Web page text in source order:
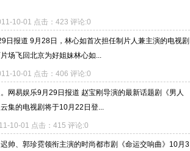
10-01 点击：423 评论:0
报道 9月28日，林心如首次担任制片人兼主演的电视剧
场飞回北京为好姐妹林心如...
10-01 点击：406 评论:0
网易娱乐9月29日报道 赵宝刚导演的最新话题剧《男人
集的电视剧将于10月22日登...
10-01 点击：415 评论:0
帅、郭珍霓领衔主演的时尚都市剧《命运交响曲》10月3